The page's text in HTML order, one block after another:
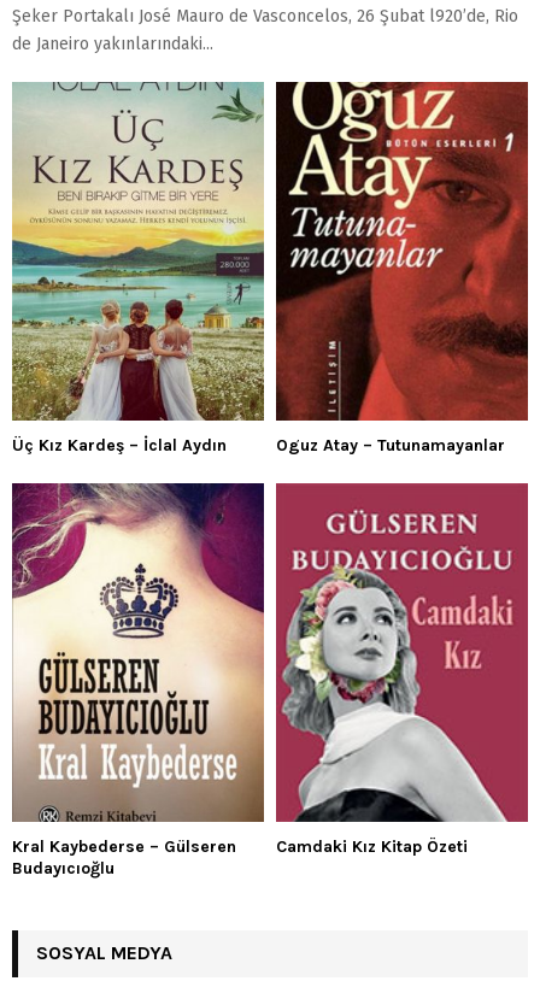
Şeker Portakalı José Mauro de Vasconcelos, 26 Şubat l920’de, Rio
de Janeiro yakınlarındaki...
Üç Kız Kardeş – İclal Aydın Oguz Atay – Tutunamayanlar
Kral Kaybederse – Gülseren
Budayıcıoğlu
Camdaki Kız Kitap Özeti
SOSYAL MEDYA